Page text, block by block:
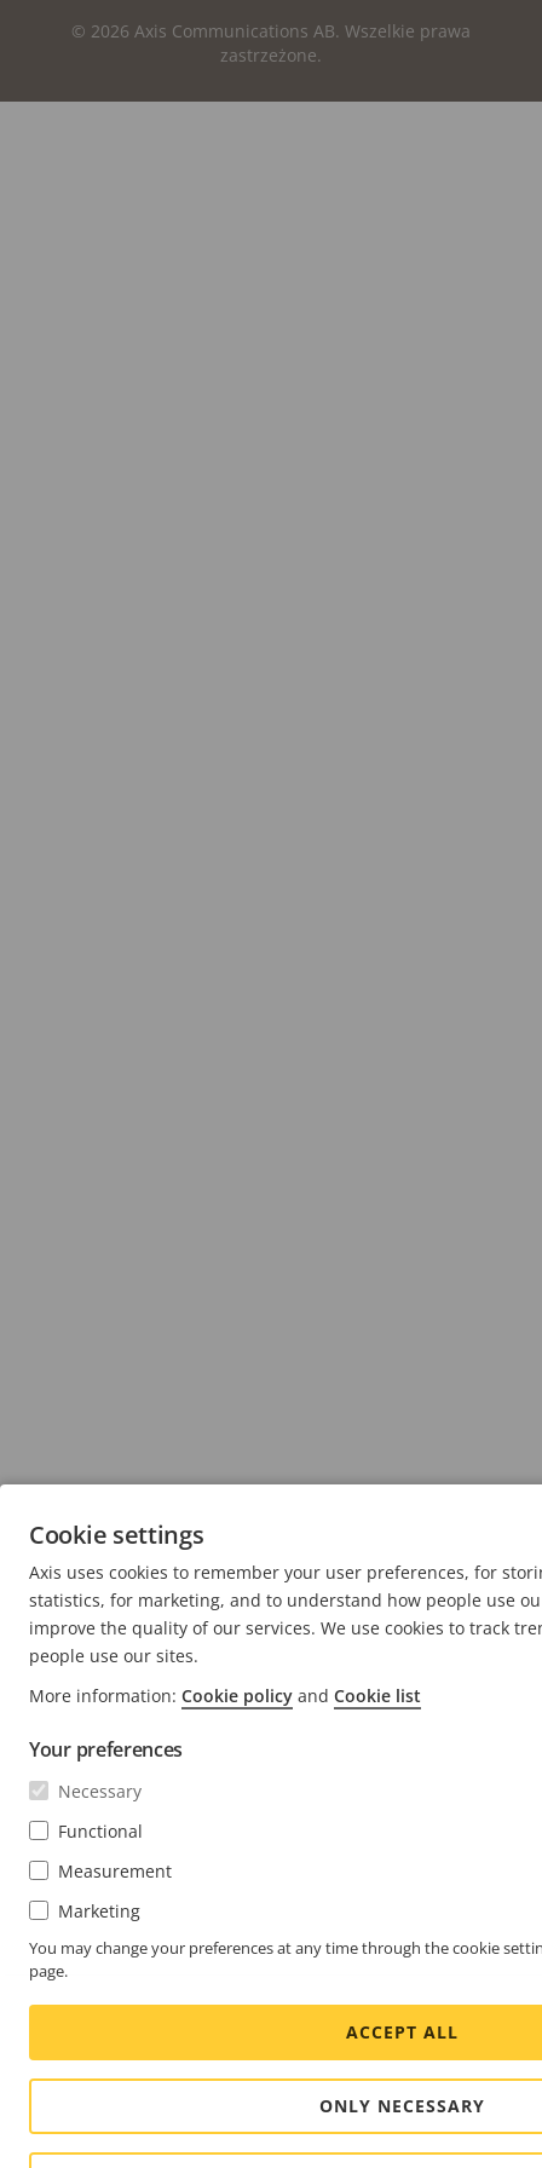
© 2026 Axis Communications AB. Wszelkie prawa
zastrzeżone.
Cookie settings
Axis uses cookies to remember your user preferences, for
statistics, for marketing, and to understand how people use
improve the quality of our services. We use cookies to track
people use our sites.
More information: Cookie policy and Cookie list
Your preferences
Necessary
Functional
Measurement
Marketing
You may change your preferences at any time through the cookie
page.
ACCEPT ALL
ONLY NECESSARY